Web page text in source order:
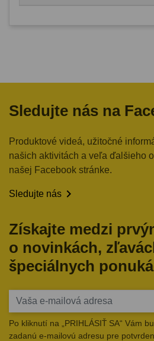
Sledujte nás na
Produktové videá, užitočné
našich aktivitách a veľa ďalšieho
našej Facebook stránke.
Sledujte nás 
Získajte medzi
o novinkách,
špeciálnych
Po kliknutí na „PRIHLÁSIŤ SA“ Vám
zadanú e-mailovú adresu pre